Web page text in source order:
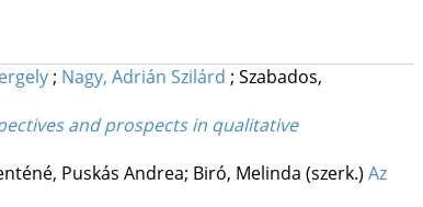
; Nagy, Adrián Szilárd ; Szabados,
and prospects in qualitative
Puskás Andrea; Biró, Melinda (szerk.) Az